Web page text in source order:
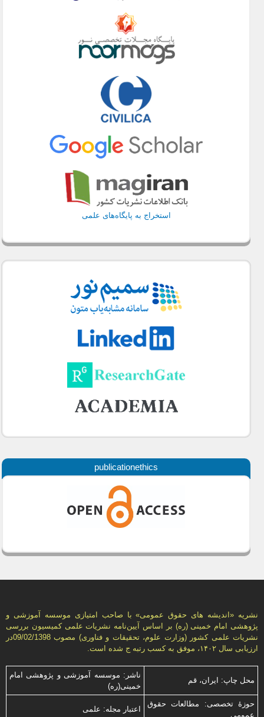
استخراج به پایگاه‌های علمی
publicationethics
نشریه «انديشه های حقوق عمومی» با صاحب امتیازی موسسه آموزشی و
پژوهشی امام خمینی (ره) بر اساس آیین‌نامه نشریات علمی كمیسیون بررسى
نشریات علمى كشور (وزارت علوم، تحقیقات و فناورى) مصوب 09/02/1398در
ارزیابی سال ۱۴۰۲، موفق به کسب رتبه ج شده است.
محل چاپ: ایران، قم
ناشر: موسسه آموزشی و پژوهشی امام
خمینی(ره)
حوزۀ تخصصی: مطالعات حقوق
عمومی
اعتبار مجله: علمی